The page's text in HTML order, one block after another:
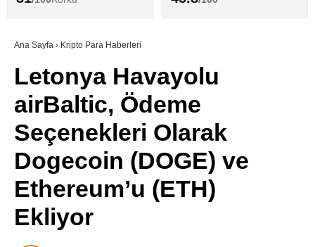
Youtube
LinkedIn
SÖZLÜK
Ana Sayfa › Kripto Para Haberleri
Letonya Havayolu
airBaltic, Ödeme
Seçenekleri Olarak
Dogecoin (DOGE) ve
Ethereum’u (ETH)
Ekliyor